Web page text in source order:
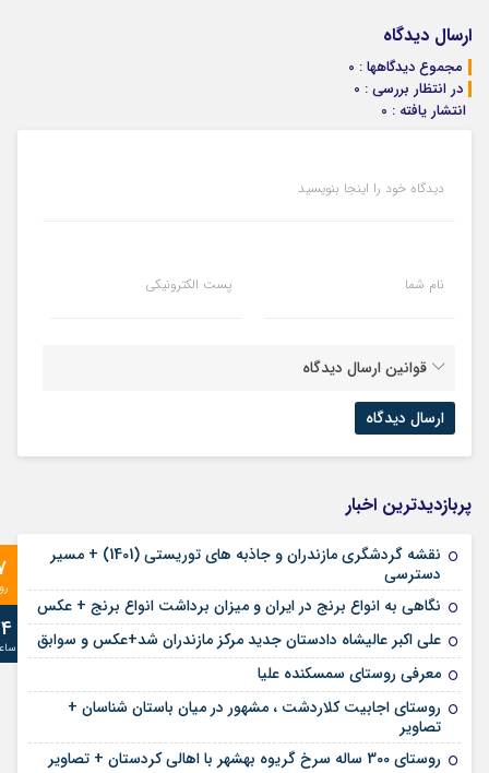
خانگی
ارسال دیدگاه
مجموع دیدگاهها : 0
در انتظار بررسی : 0
انتشار یافته : 0
دیدگاه خود را اینجا بنویسید
نام شما پست الکترونیکی
قوانین ارسال دیدگاه
پربازدیدترین اخبار
نقشه گردشگری مازندران و جاذبه های توریستی (1401) + مسیر
دسترسی
نگاهی به انواع برنج در ایران و میزان برداشت انواع برنج + عکس
علی‌ اکبر عالیشاه دادستان جدید مرکز مازندران شد+عکس و سوابق
معرفی روستای سمسکنده علیا
روستای اجابیت کلاردشت ، مشهور در میان باستان شناسان +
تصاویر
روستای 300 ساله سرخ ‌گریوه بهشهر با اهالی کردستان + تصاویر